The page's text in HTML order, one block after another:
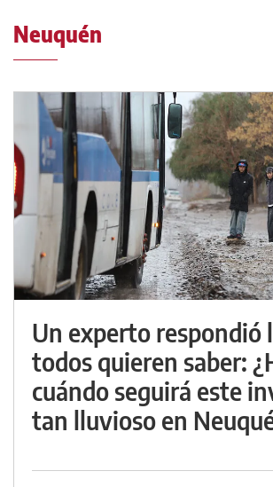
Neuquén
Un experto respondió
todos quieren saber:
cuándo seguirá este
tan lluvioso en